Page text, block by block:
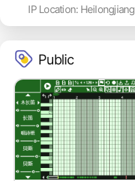
IP Location: Heilongjiang
Public